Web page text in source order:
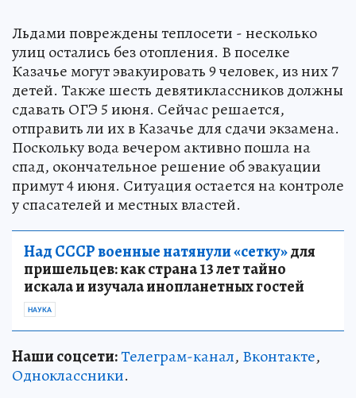
Льдами повреждены теплосети - несколько
улиц остались без отопления. В поселке
Казачье могут эвакуировать 9 человек, из них 7
детей. Также шесть девятиклассников должны
сдавать ОГЭ 5 июня. Сейчас решается,
отправить ли их в Казачье для сдачи экзамена.
Поскольку вода вечером активно пошла на
спад, окончательное решение об эвакуации
примут 4 июня. Ситуация остается на контроле
у спасателей и местных властей.
Над СССР военные натянули «сетку»для
пришельцев: как страна 13 лет тайно
искала и изучала инопланетных гостей
НАУКА
Наши соцсети:Телеграм-канал, Вконтакте,
Одноклассники.